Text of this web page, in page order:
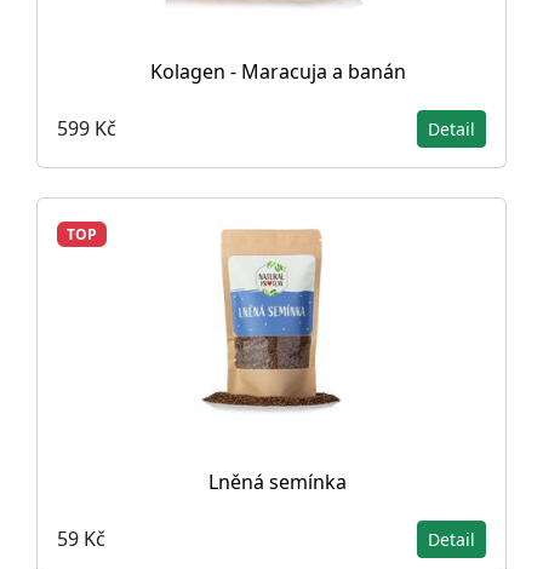
Kolagen - Maracuja a banán
599 Kč Detail
TOP
Lněná semínka
59 Kč Detail